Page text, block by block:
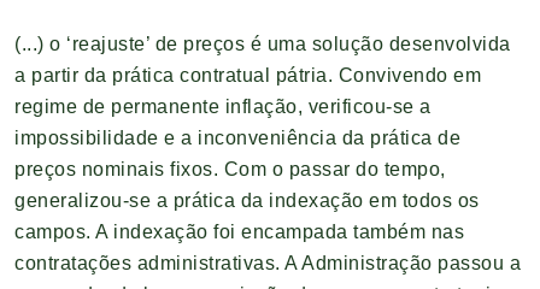
(...) o ‘reajuste’ de preços é uma solução desenvolvida
a partir da prática contratual pátria. Convivendo em
regime de permanente inflação, verificou-se a
impossibilidade e a inconveniência da prática de
preços nominais fixos. Com o passar do tempo,
generalizou-se a prática da indexação em todos os
campos. A indexação foi encampada também nas
contratações administrativas. A Administração passou a